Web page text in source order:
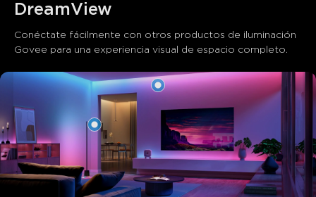
DreamView
Conéctate fácilmente con otros productos de iluminación
Govee para una experiencia visual de espacio completo.